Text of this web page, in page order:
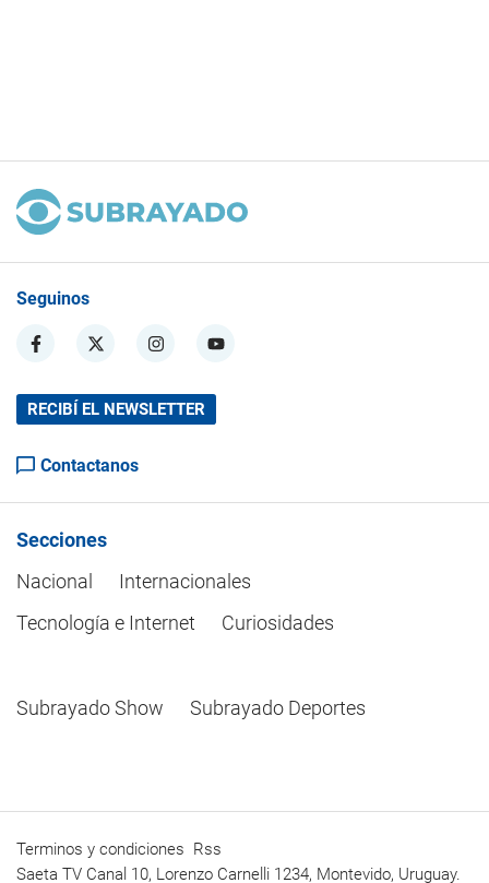
Seguinos
RECIBÍ EL NEWSLETTER
Contactanos
Secciones
Nacional
Internacionales
Tecnología e Internet
Curiosidades
Subrayado Show Subrayado Deportes
Terminos y condiciones Rss
Saeta TV Canal 10, Lorenzo Carnelli 1234, Montevido, Uruguay.